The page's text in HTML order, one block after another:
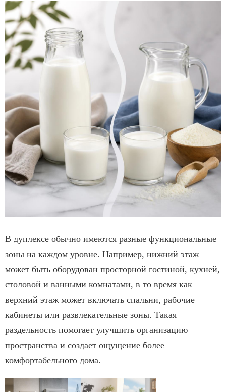
В дуплексе обычно имеются разные функциональные
зоны на каждом уровне. Например, нижний этаж
может быть оборудован просторной гостиной, кухней,
столовой и ванными комнатами, в то время как
верхний этаж может включать спальни, рабочие
кабинеты или развлекательные зоны. Такая
раздельность помогает улучшить организацию
пространства и создает ощущение более
комфортабельного дома.